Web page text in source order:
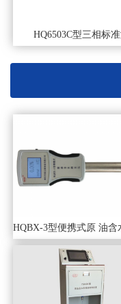
HQ6503C型三相标